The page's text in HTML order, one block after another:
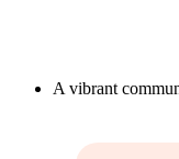
A vibrant